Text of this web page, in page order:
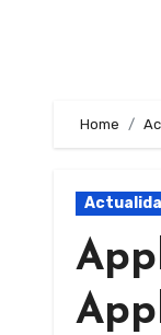
Home